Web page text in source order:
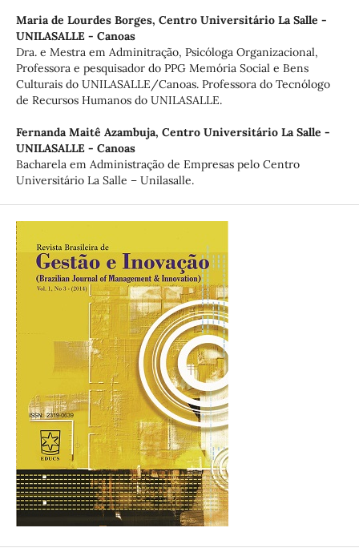
Maria de Lourdes Borges, Centro Universitário La Salle -
UNILASALLE - Canoas
Dra. e Mestra em Adminitração, Psicóloga Organizacional,
Professora e pesquisador do PPG Memória Social e Bens
Culturais do UNILASALLE/Canoas. Professora do Tecnólogo
de Recursos Humanos do UNILASALLE.
Fernanda Maitê Azambuja, Centro Universitário La Salle -
UNILASALLE - Canoas
Bacharela em Administração de Empresas pelo Centro
Universitário La Salle – Unilasalle.